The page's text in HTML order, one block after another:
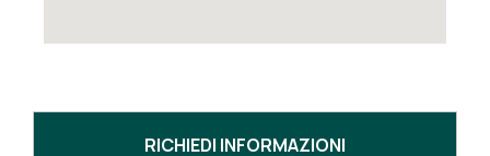
RICHIEDI INFORMAZIONI